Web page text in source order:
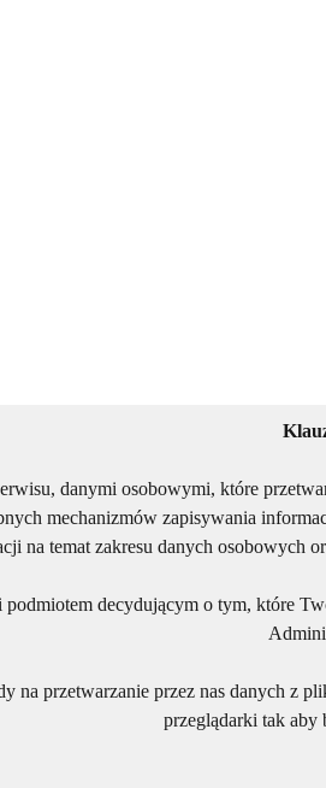
danymi osobowymi, które
mechanizmów zapisywania
na temat zakresu danych osobowych
decydującym o tym, które
na przetwarzanie przez nas danych z
przeglądarki tak aby